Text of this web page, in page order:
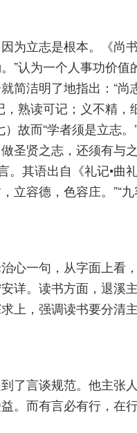
为立志是根本。《尚
”认为一个人事功价
简洁明了地指出：“
，熟读可记；义不精
故而“学者须是立志
圣贤之志，还须有与
。其语出自《礼记•曲
立容德，色容庄。”“
心一句，从字面上看
详。读书方面，退溪
上，强调读书要分清
了言谈规范。他主张
。而有言必有行，在